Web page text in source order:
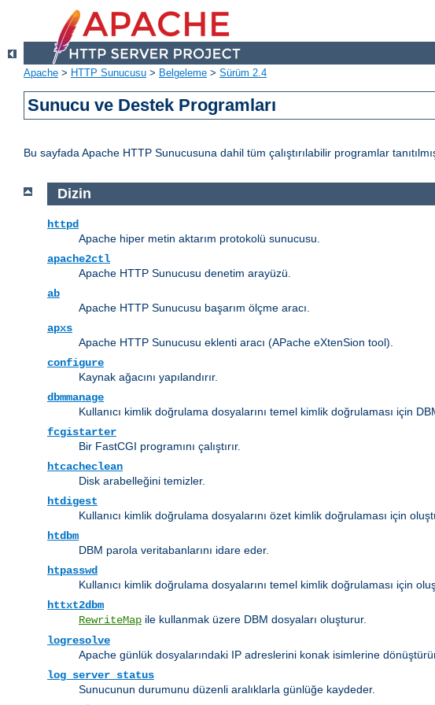
Apache > HTTP Sunucusu > Belgeleme > Sürüm 2.4
Sunucu ve Destek Programları
Bu sayfada Apache HTTP Sunucusuna dahil tüm çalıştırılabilir programlar
Dizin
httpd
Apache hiper metin aktarım protokolü sunucusu.
apache2ctl
Apache HTTP Sunucusu denetim arayüzü.
ab
Apache HTTP Sunucusu başarım ölçme aracı.
apxs
Apache HTTP Sunucusu eklenti aracı (APache eXtenSion tool).
configure
Kaynak ağacını yapılandırır.
dbmmanage
Kullanıcı kimlik doğrulama dosyalarını temel kimlik doğrulaması için
fcgistarter
Bir FastCGI programını çalıştırır.
htcacheclean
Disk arabelleğini temizler.
htdigest
Kullanıcı kimlik doğrulama dosyalarını özet kimlik doğrulaması için
htdbm
DBM parola veritabanlarını idare eder.
htpasswd
Kullanıcı kimlik doğrulama dosyalarını temel kimlik doğrulaması için
httxt2dbm
RewriteMap ile kullanmak üzere DBM dosyaları oluşturur.
logresolve
Apache günlük dosyalarındaki IP adreslerini konak isimlerine
log_server_status
Sunucunun durumunu düzenli aralıklarla günlüğe kaydeder.